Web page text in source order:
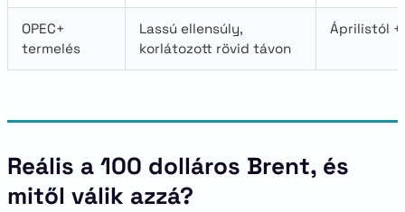
OPEC+
termelés
Lassú ellensúly,
korlátozott rövid távon
Áprilistól
Reális a 100 dolláros Brent, és
mitől válik azzá?